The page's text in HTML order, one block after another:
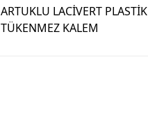
ARTUKLU LACİVERT PLASTİK
TÜKENMEZ KALEM